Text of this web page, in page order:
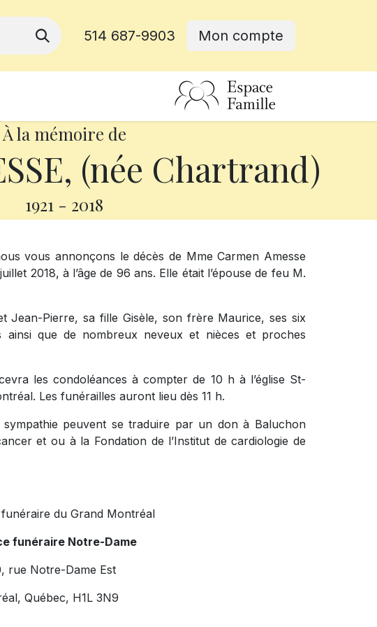
514 687-9903 Mon compte
À la mémoire de
(née Chartrand)
1921 - 2018
vous annonçons le décès de Mme Carmen Amesse
2018, à l’âge de 96 ans. Elle était l’épouse de feu M.
Jean-Pierre, sa fille Gisèle, son frère Maurice, ses six
ainsi que de nombreux neveux et nièces et proches
les condoléances à compter de 10 h à l’église St-
Les funérailles auront lieu dès 11 h.
peuvent se traduire par un don à Baluchon
et ou à la Fondation de l’Institut de cardiologie de
du Grand Montréal
funéraire Notre-Dame
rue Notre-Dame Est
Québec, H1L 3N9